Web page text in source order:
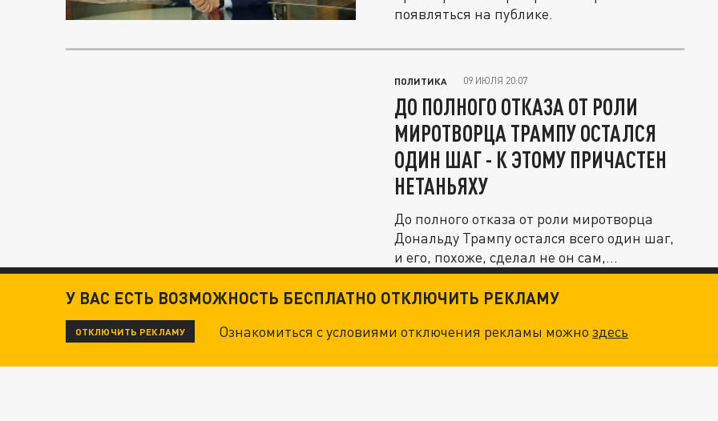
появляться на публике.
ПОЛИТИКА 09 ИЮЛЯ 20:07
ДО ПОЛНОГО ОТКАЗА ОТ РОЛИ
МИРОТВОРЦА ТРАМПУ ОСТАЛСЯ
ОДИН ШАГ - К ЭТОМУ ПРИЧАСТЕН
НЕТАНЬЯХУ
До полного отказа от роли миротворца
Дональду Трампу остался всего один шаг,
и его, похоже, сделал не он сам,...
У ВАС ЕСТЬ ВОЗМОЖНОСТЬ БЕСПЛАТНО ОТКЛЮЧИТЬ РЕКЛАМУ
ОТКЛЮЧИТЬ РЕКЛАМУ Ознакомиться с условиями отключения рекламы можноздесь